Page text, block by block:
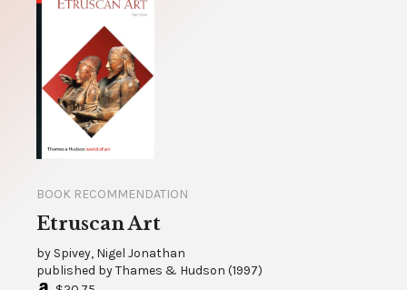
BOOK RECOMMENDATION
Etruscan Art
by Spivey, Nigel Jonathan
published byThames & Hudson (1997)